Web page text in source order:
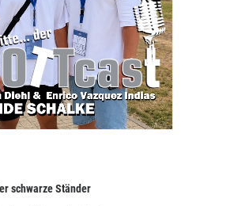
schwarze Ständer